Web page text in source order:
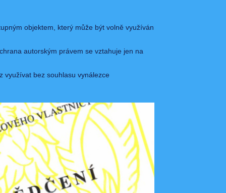
objektem, který může být volně využíván
autorským právem se vztahuje jen na
využívat bez souhlasu vynálezce